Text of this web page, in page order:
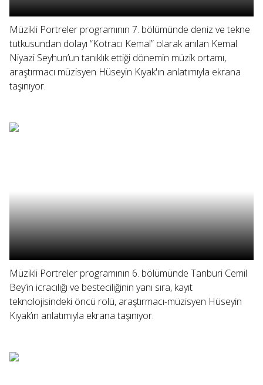
Müzikli Portreler programının 7. bölümünde deniz ve tekne
tutkusundan dolayı “Kotracı Kemal” olarak anılan Kemal
Niyazi Seyhun’un tanıklık ettiği dönemin müzik ortamı,
araştırmacı müzisyen Hüseyin Kıyak'ın anlatımıyla ekrana
taşınıyor.
Müzikli Portreler programının 6. bölümünde Tanburi Cemil
Bey’in icracılığı ve besteciliğinin yanı sıra, kayıt
teknolojisindeki öncü rolü, araştırmacı-müzisyen Hüseyin
Kıyak’ın anlatımıyla ekrana taşınıyor.